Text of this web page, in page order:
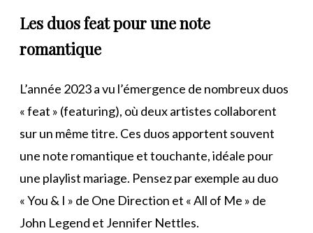
Les duos feat pour une note
romantique
L’année 2023 a vu l’émergence de nombreux duos
« feat » (featuring), où deux artistes collaborent
sur un même titre. Ces duos apportent souvent
une note romantique et touchante, idéale pour
une playlist mariage. Pensez par exemple au duo
« You & I » de One Direction et « All of Me » de
John Legend et Jennifer Nettles.